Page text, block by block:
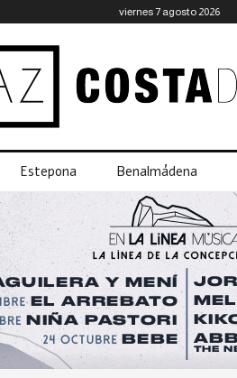
viernes 7 agosto 2026
Estepona Benalmádena